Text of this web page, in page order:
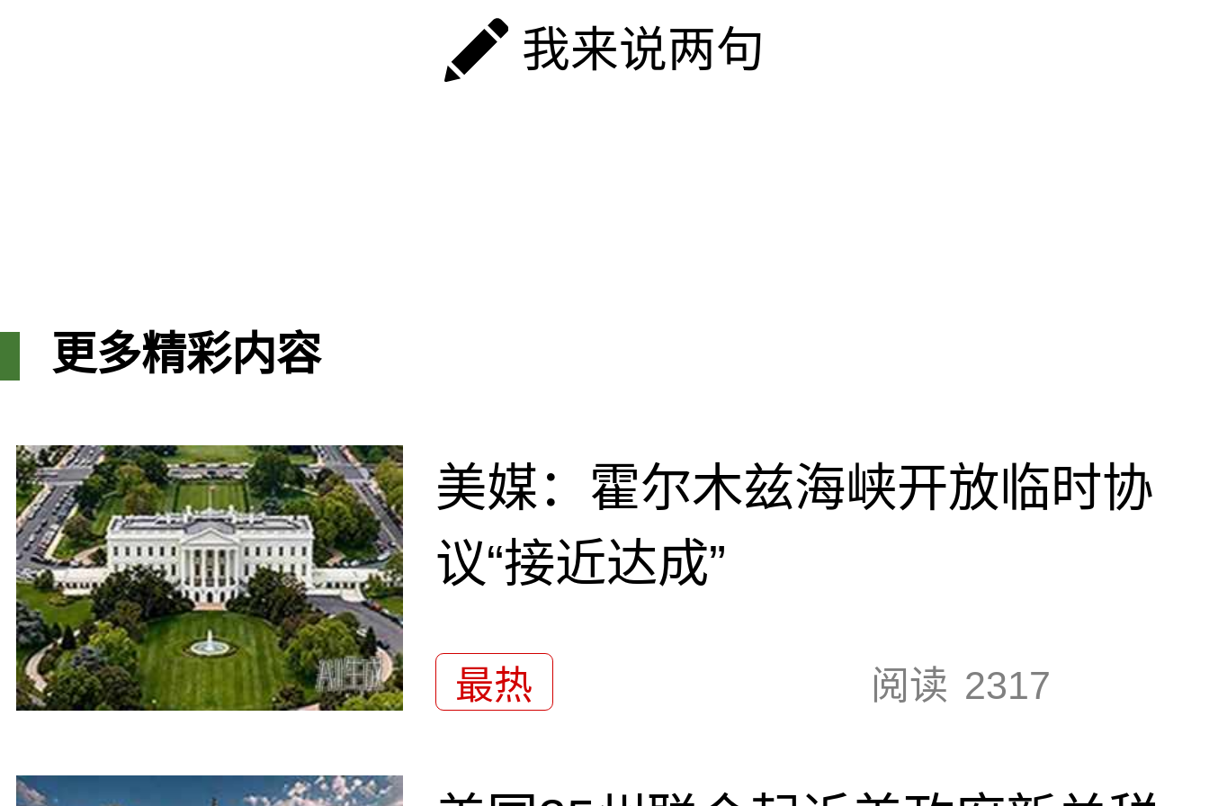
我来说两句
更多精彩内容
美媒：霍尔木兹海峡开放临时协
议“接近达成”
最热 阅读 2317